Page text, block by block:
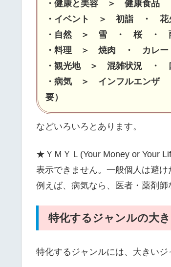
・健康と美容 ＞ 健康食
・イベント ＞ 初詣 ・ 花
・自然 ＞ 雪 ・ 桜 ・
・料理 ＞ 焼肉 ・ カレ
・観光地 ＞ 混雑状況
・病気 ＞ インフルエンザ
要）
などいろいろとあります。
★ＹＭＹＬ(Your Money or Your
表示できません。一般個人は避け
例えば、病気なら、医者・薬剤師
特化するジャンルの大
特化するジャンルには、大きいジ